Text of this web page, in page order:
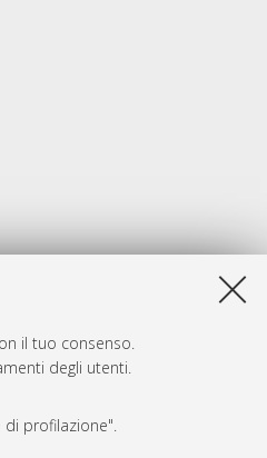
il tuo consenso.
degli utenti.
di profilazione".